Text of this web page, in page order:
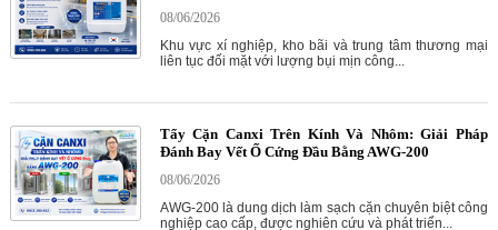
08/06/2026
Khu vực xí nghiệp, kho bãi và trung tâm thương mại
liên tục đối mặt với lượng bụi mịn công...
Tẩy Cặn Canxi Trên Kính Và Nhôm: Giải Pháp
Đánh Bay Vết Ố Cứng Đầu Bằng AWG-200
08/06/2026
AWG-200 là dung dịch làm sạch cặn chuyên biệt công
nghiệp cao cấp, được nghiên cứu và phát triển...